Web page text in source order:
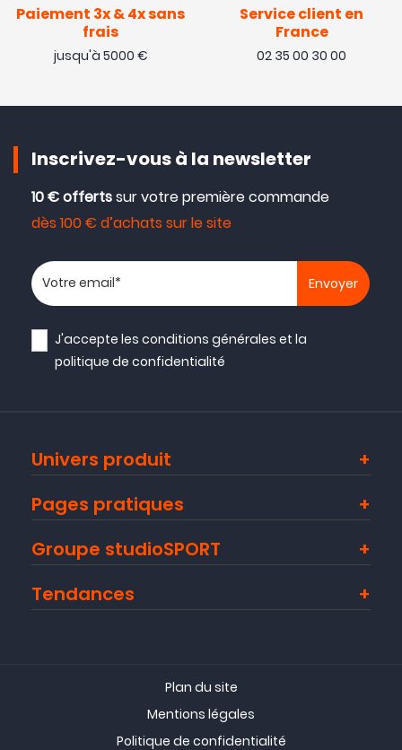
Paiement 3x & 4x sans
frais
jusqu'à 5000 €
Service client en
France
02 35 00 30 00
Inscrivez-vous à la newsletter
10 € offertssur votre première commande
dès 100 € d’achats sur le site
Votre adresse email
J'accepte lesconditions générales et la
politique de confidentialité
Univers produit
Pages pratiques
Groupe studioSPORT
Tendances
Plan du site
Mentions légales
Politique de confidentialité